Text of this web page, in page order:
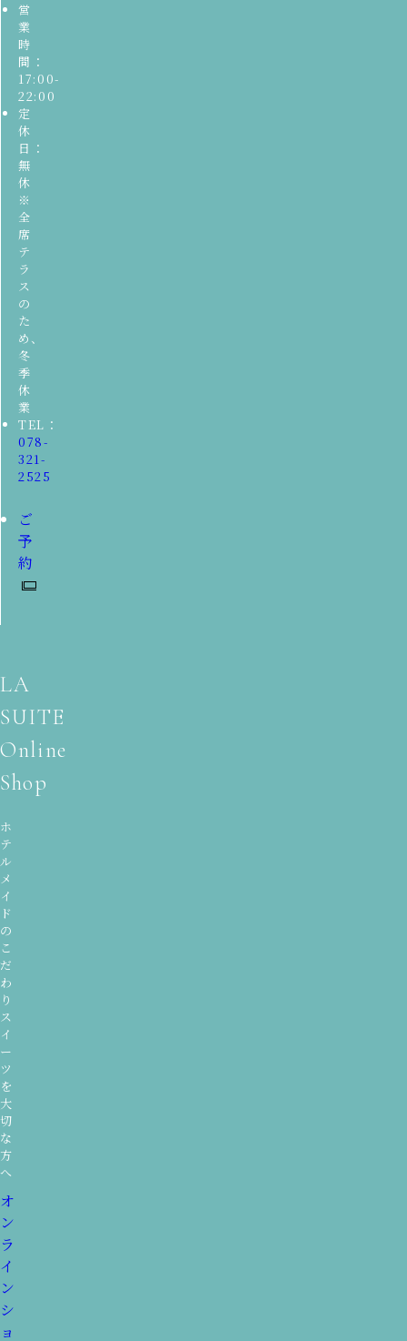
営
業
時
間：
17:00-
22:00
定
休
日：
無
休
※
全
席
テ
ラ
ス
の
た
め、
冬
季
休
業
TEL：
078-
321-
2525
ご
予
約
LA
SUITE
Online
Shop
ホ
テ
ル
メ
イ
ド
の
こ
だ
わ
り
ス
イ
ー
ツ
を
大
切
な
方
へ
オ
ン
ラ
イ
ン
シ
ョ